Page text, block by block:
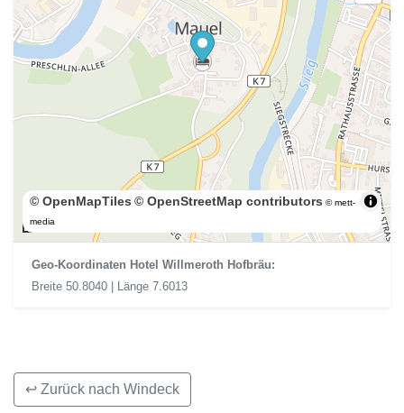
300 m
© OpenMapTiles © OpenStreetMap contributors © mett-
media
Geo-Koordinaten Hotel Willmeroth Hofbräu:
Breite 50.8040 | Länge 7.6013
↩ Zurück nach Windeck